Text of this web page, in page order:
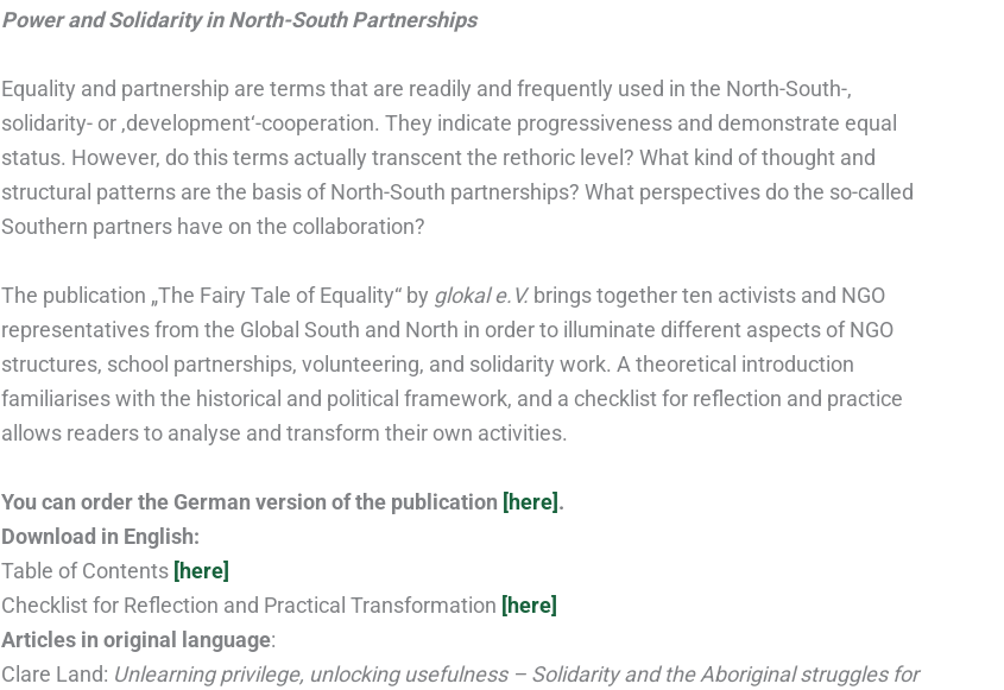
Power and Solidarity in North-South Partnerships
Equality and partnership are terms that are readily and frequently used in the North-South-,
solidarity- or ,development‘-cooperation. They indicate progressiveness and demonstrate equal
status. However, do this terms actually transcent the rethoric level? What kind of thought and
structural patterns are the basis of North-South partnerships? What perspectives do the so-called
Southern partners have on the collaboration?
The publication „The Fairy Tale of Equality“ by glokal e.V. brings together ten activists and NGO
representatives from the Global South and North in order to illuminate different aspects of NGO
structures, school partnerships, volunteering, and solidarity work. A theoretical introduction
familiarises with the historical and political framework, and a checklist for reflection and practice
allows readers to analyse and transform their own activities.
You can order the German version of the publication [here].
Download in English:
Table of Contents [here]
Checklist for Reflection and Practical Transformation [here]
Articles in original language:
Clare Land: Unlearning privilege, unlocking usefulness – Solidarity and the Aboriginal struggles for